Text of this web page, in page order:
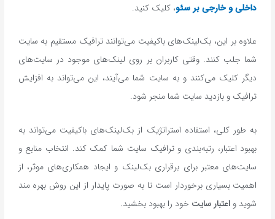
داخلی و خارجی بر سئو، کلیک کنید.
علاوه بر این، بک‌لینک‌های باکیفیت می‌توانند ترافیک مستقیم به سایت
شما جلب کنند. وقتی کاربران بر روی لینک‌های موجود در سایت‌های
دیگر کلیک می‌کنند و به سایت شما می‌آیند، این می‌تواند به افزایش
ترافیک و بازدید سایت شما منجر شود.
به طور کلی، استفاده استراتژیک از بک‌لینک‌های باکیفیت می‌تواند به
بهبود اعتبار، رتبه‌بندی و ترافیک سایت شما کمک کند. انتخاب منابع و
سایت‌های معتبر برای برقراری بک‌لینک و ایجاد همکاری‌های موثر، از
اهمیت بسیاری برخوردار است تا به صورت پایدار از این روش بهره مند
شوید و اعتبار سایت خود را بهبود بخشید.